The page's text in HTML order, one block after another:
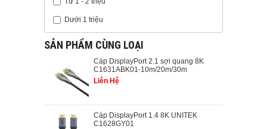
Dưới 1 triệu
SẢN PHẨM CÙNG LOẠI
Cáp DisplayPort 2.1 sợi quang 8K
C1631ABK01-10m/20m/30m
Liên Hệ
Cáp DisplayPort 1.4 8K UNITEK
C1628GY01